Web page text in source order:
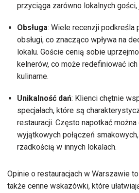
przyciąga zarówno lokalnych gości,
Obsługa: Wiele recenzji podkreśla
obsługi, co znacząco wpływa na
lokalu. Goście cenią sobie
kelnerów, co może redefiniować
kulinarne.
Unikalność dań: Klienci chętnie
specjałach, które są
restauracji. Często napotkać
wyjątkowych połączeń
rzadkością w innych lokalach.
Opinie o restauracjach w Warszawie
także cenne wskazówki, które